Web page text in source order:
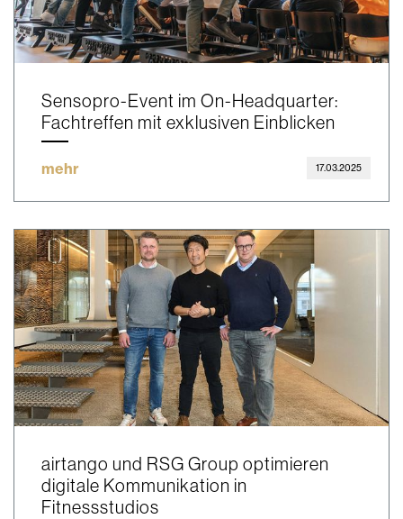
Sensopro-Event im On-Headquarter:
Fachtreffen mit exklusiven Einblicken
mehr 17.03.2025
airtango und RSG Group optimieren
digitale Kommunikation in
Fitnessstudios